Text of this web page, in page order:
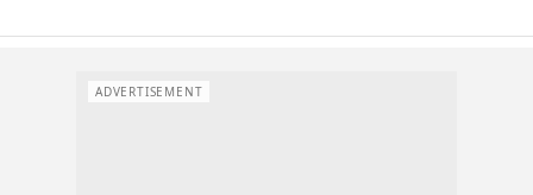
ADVERTISEMENT